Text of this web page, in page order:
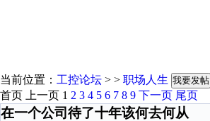
当前位置： 工控论坛 > > 职场人生 我要发帖
首页 上一页 1 2 3 4 5 6 7 8 9 下一页 尾页
在一个公司待了十年该何去何从